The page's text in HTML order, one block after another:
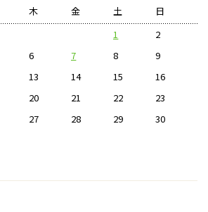
木 金 土
日
1
2
6 7 8
9
13 14 15
16
20 21 22
23
27 28 29
30